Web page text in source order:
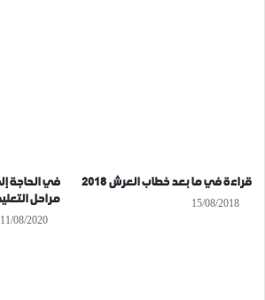
قراءة في ما بعد خطاب العرش 2018
15/08/2018
في الحاجة
مراحل
11/08/2020